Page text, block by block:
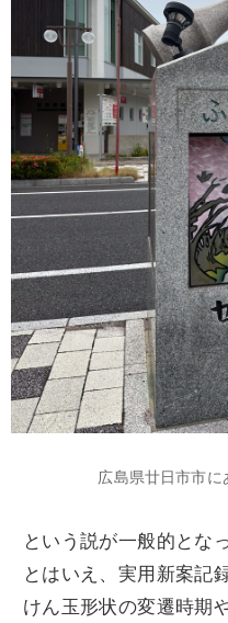
広島県廿日市市に
という説が一般的とな
とはいえ、実用新案記
けん玉形状の変遷時期